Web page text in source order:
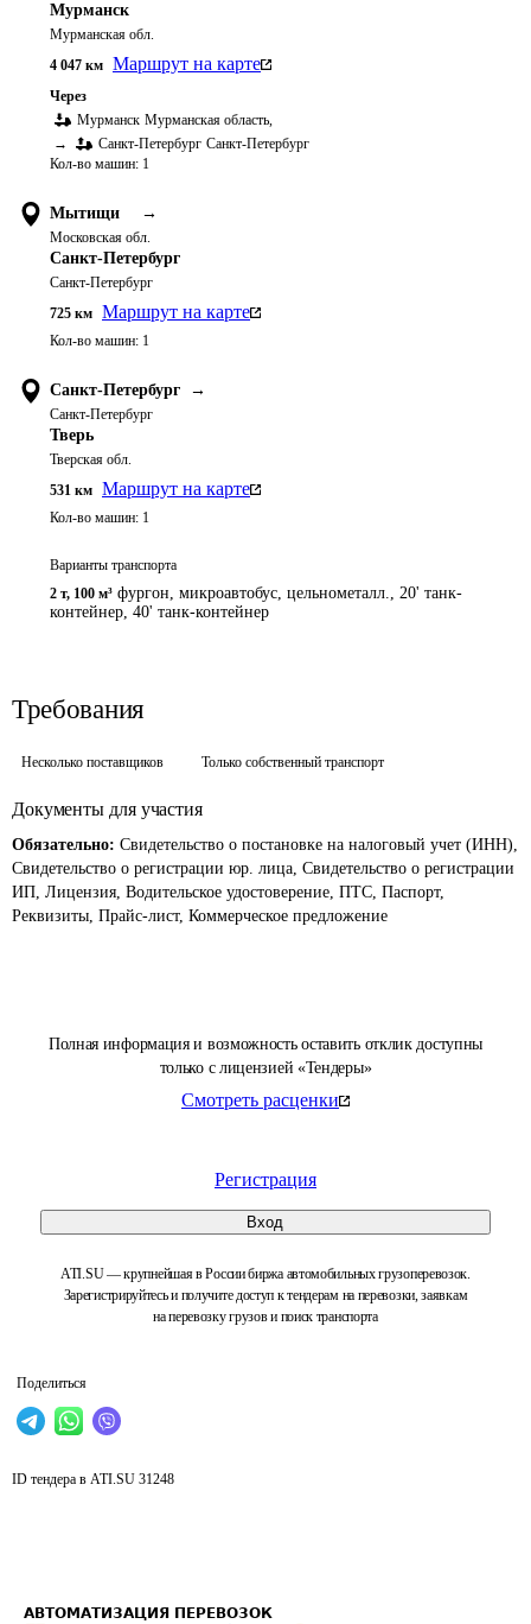
Полная информация и возможность оставить отклик доступны
только с лицензией «Тендеры»
Смотреть расценки
Регистрация
Вход
ATI.SU — крупнейшая в России биржа автомобильных грузоперевозок.
Зарегистрируйтесь и получите доступ к тендерам на перевозки, заявкам
на перевозку грузов и поиск транспорта
Поделиться
Мурманск
Мурманская обл.
4 047 км Маршрут на карте
Через
Мурманск Мурманская область,
→
Санкт-Петербург Санкт-Петербург
Кол-во машин: 1
Мытищи →
Московская обл.
Санкт-Петербург
Санкт-Петербург
725 км Маршрут на карте
Кол-во машин: 1
Санкт-Петербург →
Санкт-Петербург
Тверь
Тверская обл.
531 км Маршрут на карте
Кол-во машин: 1
Варианты транспорта
2 т, 100 м³ фургон, микроавтобус, цельнометалл., 20' танк-
контейнер, 40' танк-контейнер
Требования
Несколько поставщиков Только собственный транспорт
Документы для участия
Обязательно: Свидетельство о постановке на налоговый учет (ИНН),
Свидетельство о регистрации юр. лица, Свидетельство о регистрации
ИП, Лицензия, Водительское удостоверение, ПТС, Паспорт,
Реквизиты, Прайс-лист, Коммерческое предложение
ID тендера в ATI.SU 31248
АВТОМАТИЗАЦИЯ ПЕРЕВОЗОК